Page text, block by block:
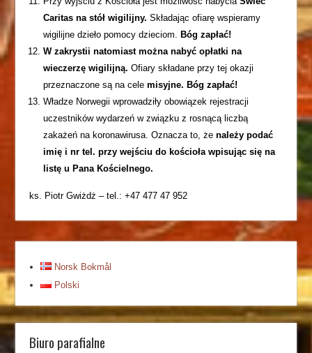
Caritas na stół wigilijny.Składając ofiarę wspieramy
wigilijne dzieło pomocy dzieciom. Bóg zapłać!
W zakrystii natomiast można nabyć opłatki na
wieczerzę wigilijną. Ofiary składane przy tej okazji
przeznaczone są na celemisyjne. Bóg zapłać!
Władze Norwegii wprowadziły obowiązek rejestracji
uczestników wydarzeń w związku z rosnącą liczbą
zakażeń na koronawirusa. Oznacza to, żenależy podać
imię i nr tel. przy wejściu do kościoła wpisując się na
listę u Pana Kościelnego.
ks. Piotr Gwiżdż – tel.: +47 477 47 952
Norsk Bokmål
Polski
Biuro parafialne